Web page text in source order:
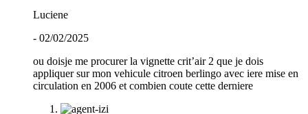
Luciene
- 02/02/2025
ou doisje me procurer la vignette crit’air 2 que je dois
appliquer sur mon vehicule citroen berlingo avec iere mise en
circulation en 2006 et combien coute cette derniere